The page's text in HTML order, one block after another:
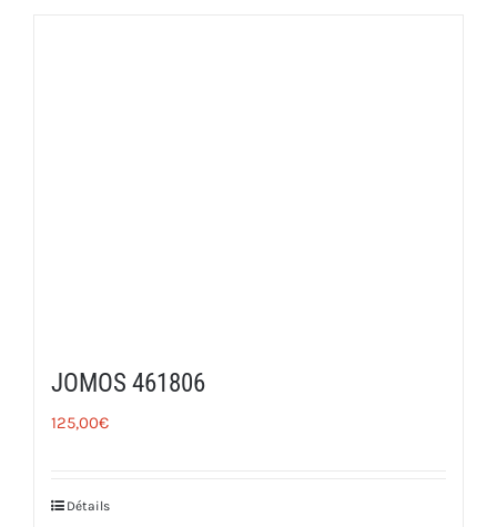
JOMOS 461806
125,00€
Détails